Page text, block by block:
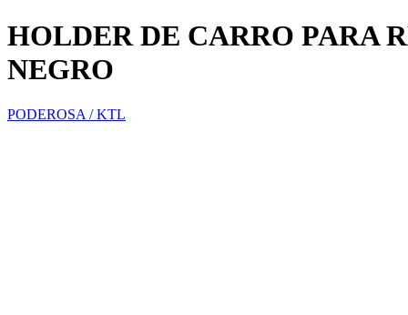
HOLDER DE CARRO PARA
NEGRO
PODEROSA / KTL